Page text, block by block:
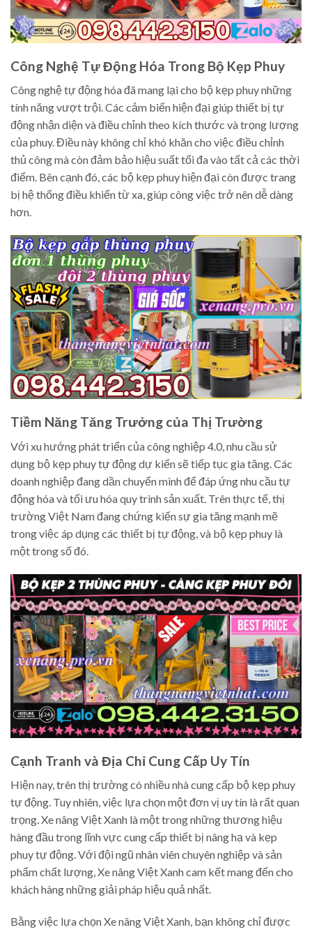
Công Nghệ Tự Động Hóa Trong Bộ Kẹp Phuy
Công nghệ tự động hóa đã mang lại cho bộ kẹp phuy những
tính năng vượt trội. Các cảm biến hiện đại giúp thiết bị tự
động nhận diện và điều chỉnh theo kích thước và trọng lượng
của phuy. Điều này không chỉ khó khăn cho việc điều chỉnh
thủ công mà còn đảm bảo hiệu suất tối đa vào tất cả các thời
điểm. Bên cạnh đó, các bộ kẹp phuy hiện đại còn được trang
bị hệ thống điều khiển từ xa, giúp công việc trở nên dễ dàng
hơn.
Tiềm Năng Tăng Trưởng của Thị Trường
Với xu hướng phát triển của công nghiệp 4.0, nhu cầu sử
dụng bộ kẹp phuy tự động dự kiến ​​sẽ tiếp tục gia tăng. Các
doanh nghiệp đang dần chuyển mình để đáp ứng nhu cầu tự
động hóa và tối ưu hóa quy trình sản xuất. Trên thực tế, thị
trường Việt Nam đang chứng kiến sự gia tăng mạnh mẽ
trong việc áp dụng các thiết bị tự động, và bộ kẹp phuy là
một trong số đó.
Cạnh Tranh và Địa Chỉ Cung Cấp Uy Tín
Hiện nay, trên thị trường có nhiều nhà cung cấp bộ kẹp phuy
tự động. Tuy nhiên, việc lựa chọn một đơn vị uy tín là rất quan
trọng. Xe nâng Việt Xanh là một trong những thương hiệu
hàng đầu trong lĩnh vực cung cấp thiết bị nâng hạ và kẹp
phuy tự động. Với đội ngũ nhân viên chuyên nghiệp và sản
phẩm chất lượng, Xe nâng Việt Xanh cam kết mang đến cho
khách hàng những giải pháp hiệu quả nhất.
Bằng việc lựa chọn Xe nâng Việt Xanh, bạn không chỉ được